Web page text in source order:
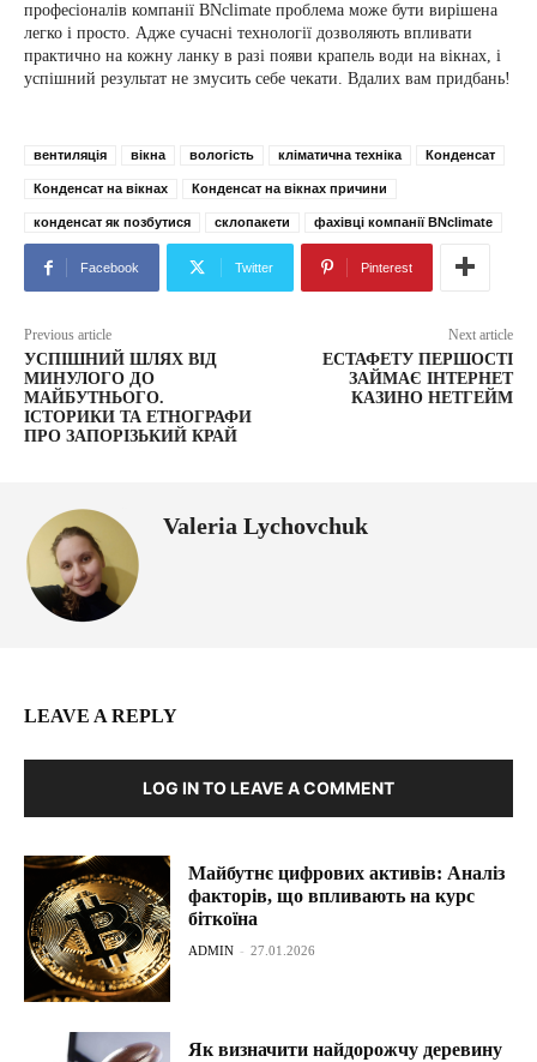
професіоналів компанії BNclimate проблема може бути вирішена
легко і просто. Адже сучасні технології дозволяють впливати
практично на кожну ланку в разі появи крапель води на вікнах, і
успішний результат не змусить себе чекати. Вдалих вам придбань!
вентиляція вікна вологість кліматична техніка Конденсат
Конденсат на вікнах Конденсат на вікнах причини
конденсат як позбутися склопакети фахівці компанії BNclimate
Facebook Twitter Pinterest
Previous article
УСПІШНИЙ ШЛЯХ ВІД
МИНУЛОГО ДО
МАЙБУТНЬОГО.
ІСТОРИКИ ТА ЕТНОГРАФИ
ПРО ЗАПОРІЗЬКИЙ КРАЙ
Next article
ЕСТАФЕТУ ПЕРШОСТІ
ЗАЙМАЄ ІНТЕРНЕТ
КАЗИНО НЕТГЕЙМ
Valeria Lychovchuk
LEAVE A REPLY
LOG IN TO LEAVE A COMMENT
Майбутнє цифрових активів: Аналіз
факторів, що впливають на курс
біткоїна
ADMIN - 27.01.2026
Як визначити найдорожчу деревину